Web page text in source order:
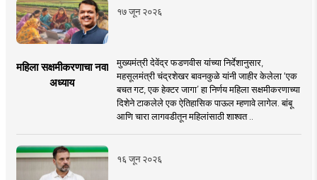
१७ जून २०२६
महिला सक्षमीकरणाचा नवा
अध्याय
मुख्यमंत्री देवेंद्र फडणवीस यांच्या निर्देशानुसार,
महसूलमंत्री चंद्रशेखर बावनकुळे यांनी जाहीर केलेला ‘एक
बचत गट, एक हेक्टर जागा’ हा निर्णय महिला सक्षमीकरणाच्या
दिशेने टाकलेले एक ऐतिहासिक पाऊल म्हणावे लागेल. बांबू
आणि चारा लागवडीतून महिलांसाठी शाश्वत ..
१६ जून २०२६